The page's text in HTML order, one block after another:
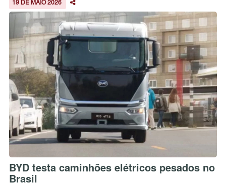
19 DE MAIO 2026
BYD testa caminhões elétricos pesados no
Brasil